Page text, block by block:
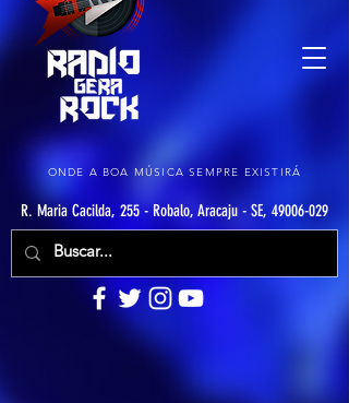
ONDE A BOA MÚSICA SEMPRE EXISTIRÁ
R. Maria Cacilda, 255 - Robalo, Aracaju - SE, 49006-029